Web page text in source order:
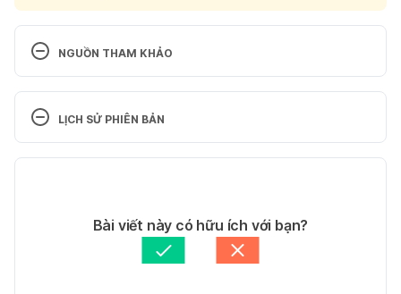
NGUỒN THAM KHẢO
TRÊN BỆNH NHÂN CHÂU Á”.
https://bachmai.gov.vn/tin-chi-tiet/-/bai-viet/-kiem-
Antihyperlipidemic.
https://my.clevelandclinic.org/health/treatments/ant
LỊCH SỬ PHIÊN BẢN
Tác giả: Trúc Phạm
Tham vấn chuyên môn:
Thạc sĩ Dược học Nguyễn
Bài viết này có hữu ích với bạn?